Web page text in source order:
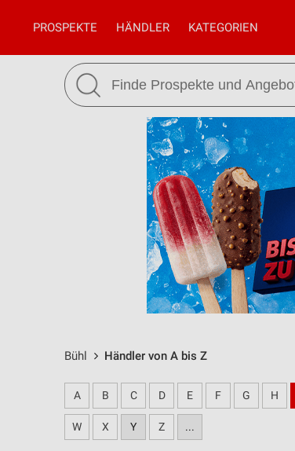
PROSPEKTE HÄNDLER KATEGORIEN
Bühl Händler von A bis Z
A B C D E F G H
W X Y Z ...